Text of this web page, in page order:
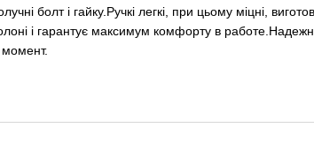
болт і гайку.Ручкі легкі, при цьому міцні,
і гарантує максимум комфорту в
момент.